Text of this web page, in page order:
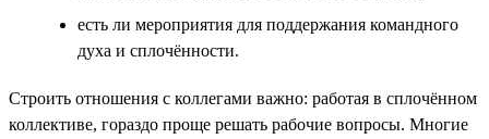
есть ли мероприятия для поддержания командного
духа и сплочённости.
Строить отношения с коллегами важно: работая в сплочённом
коллективе, гораздо проще решать рабочие вопросы. Многие